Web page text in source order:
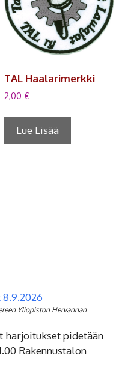
TAL Haalarimerkki
2,00 €
Lue Lisää
Yliopiston Hervannan
harjoitukset pidetään
Rakennustalon